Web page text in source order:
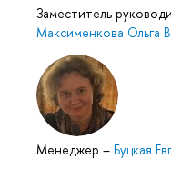
Заместитель
Максименкова Ольга
Менеджер – Буцкая